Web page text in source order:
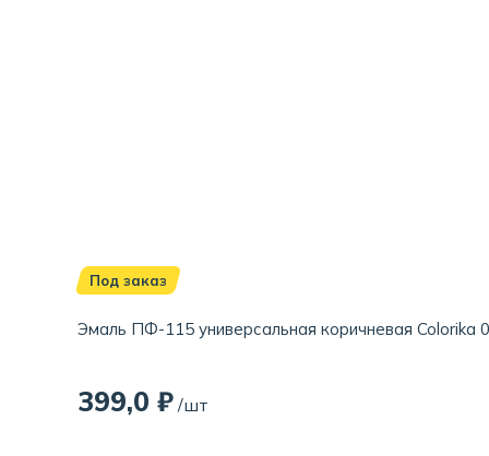
Под заказ
Эмаль ПФ-115 универсальная коричневая Colorika
399,0 ₽ /шт